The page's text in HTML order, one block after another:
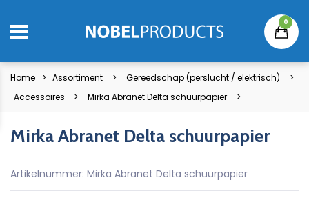
0
Home Assortiment
Gereedschap (perslucht / elektrisch)
Accessoires
Mirka Abranet Delta schuurpapier
Mirka Abranet Delta schuurpapier
Artikelnummer: Mirka Abranet Delta schuurpapier